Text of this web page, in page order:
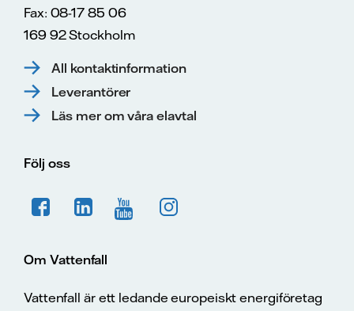
Fax: 08-17 85 06
169 92 Stockholm
All kontaktinformation
Leverantörer
Läs mer om våra elavtal
Följ oss
Om Vattenfall
Vattenfall är ett ledande europeiskt energiföretag